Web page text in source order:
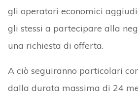
gli operatori economici
gli stessi a partecipare alla
una richiesta di offerta.
A ciò seguiranno particolari
dalla durata massima di 24